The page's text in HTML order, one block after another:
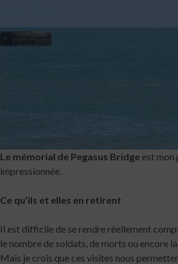
Le mémorial de Pegasus Bridge est mon
impressionnée.
Ce qu’ils et elles en retirent
Il est difficile de se rendre réellement
le nombre de soldats, de morts ou encore
Mais je crois que ces visites nous